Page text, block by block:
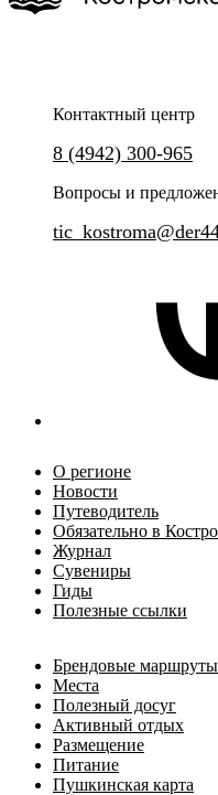
отрасли региона
Контактный центр
8 (4942) 300-965
Вопросы и
О регионе
Новости
Путеводитель
Обязательно в
Журнал
Сувениры
Гиды
Полезные ссылки
Брендовые маршруты
Места
Полезный досуг
Активный отдых
Размещение
Питание
Пушкинская карта